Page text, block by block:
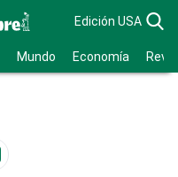
Edición USA
Mundo Economía